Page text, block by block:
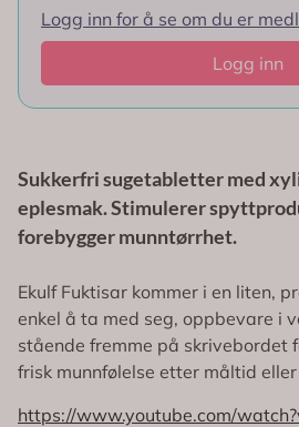
Logg inn for å se om du er
Logg inn
Sukkerfri sugetabletter med
eplesmak. Stimulerer
forebygger munntørrhet.
Ekulf Fuktisar kommer i en liten,
enkel å ta med seg, oppbevare i
stående fremme på skrivebordet
frisk munnfølelse etter måltid
https://www.youtube.com/